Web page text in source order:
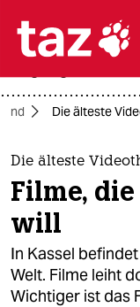

themen
politik
öko
gesellschaft
usa
Die älteste
Die älteste
Filme,
will
In Kassel
Welt. Filme leiht
Wichtiger ist das